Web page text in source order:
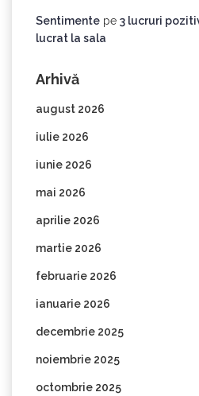
Sentimente pe 3 lucruri
lucrat la sala
Arhivă
august 2026
iulie 2026
iunie 2026
mai 2026
aprilie 2026
martie 2026
februarie 2026
ianuarie 2026
decembrie 2025
noiembrie 2025
octombrie 2025